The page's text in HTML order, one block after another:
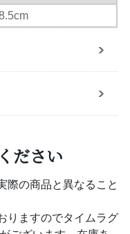
ださい
際の商品と異なること
りますのでタイムラグ